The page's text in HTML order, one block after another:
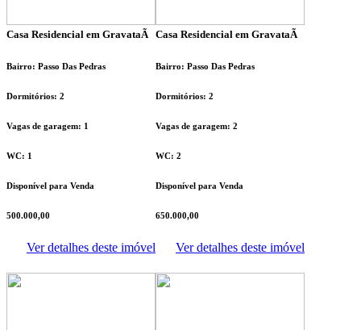
Casa Residencial em GravataÃ­
Bairro: Passo Das Pedras
Dormitórios: 2
Vagas de garagem: 1
WC: 1
Disponível para Venda
500.000,00
Ver detalhes deste imóvel
Casa Residencial em GravataÃ­
Bairro: Passo Das Pedras
Dormitórios: 2
Vagas de garagem: 2
WC: 2
Disponível para Venda
650.000,00
Ver detalhes deste imóvel